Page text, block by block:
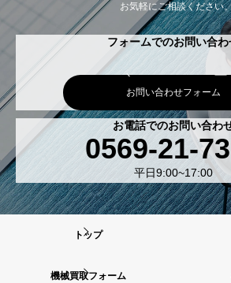
お気軽にご相談ください
フォームでのお問い合わ
お問い合わせフォーム
お電話でのお問い合わ
0569-21-
平日9:00~17:00
トップ
機械買取フォーム